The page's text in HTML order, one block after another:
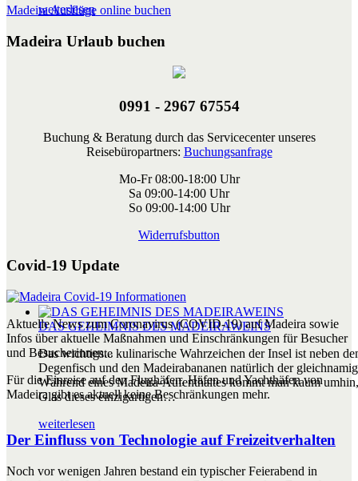
weiterlesen
DAS GEHEIMNIS DES MADEIRAWEINS
Das wichtigste kulinarische Wahrzeichen der Insel ist neben
Degenfisch und den Madeirabananen natürlich der
Während eines Madeira-Aufenthaltes kommt man kaum
Glas dieses einzigartigen…
weiterlesen
Madeira Ausflüge online buchen
Madeira Urlaub buchen
0991 - 2967 67554
Buchung & Beratung durch das Servicecenter unseres
Reisebüropartners: Buchungsanfrage
Mo-Fr 08:00-18:00 Uhr
Sa 09:00-14:00 Uhr
So 09:00-14:00 Uhr
Widerrufsbutton
Covid-19 Update
Aktuelle News zum Coronavirus (COVID-19) auf Madeira sowie
Infos über aktuelle Maßnahmen und Einschränkungen für Besucher
und Besucherinnen...
Für die Einreise auf den Flughäfen, Häfen und Yachthäfen von
Madeira gibt es aktuell keine Beschränkungen mehr.
Der Einfluss von Technologie auf Freizeitverhalten
Noch vor wenigen Jahren bestand ein typischer Feierabend in